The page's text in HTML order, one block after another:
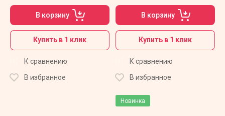
В корзину
Купить в 1 клик
К сравнению
В избранное
В корзину
Купить в 1 клик
К сравнению
В избранное
Новинка